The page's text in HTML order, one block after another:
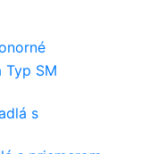
Typ SM